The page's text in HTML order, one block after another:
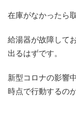
在庫がなかったら
給湯器が故障して
出るはずです。
新型コロナの影響
時点で行動するの